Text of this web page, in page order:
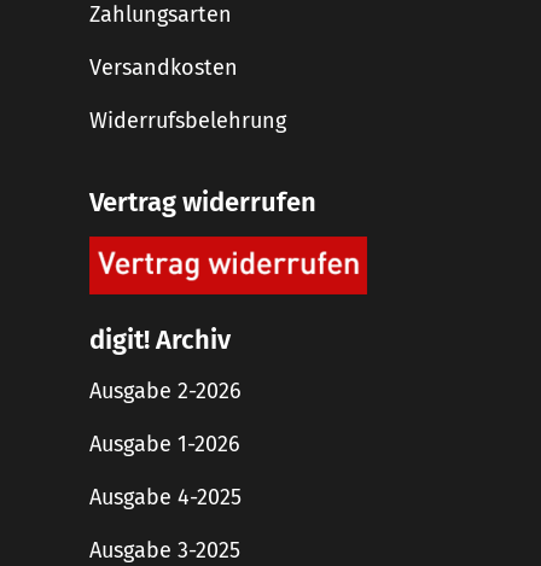
Zahlungsarten
Versandkosten
Widerrufsbelehrung
Vertrag widerrufen
digit! Archiv
Ausgabe 2-2026
Ausgabe 1-2026
Ausgabe 4-2025
Ausgabe 3-2025